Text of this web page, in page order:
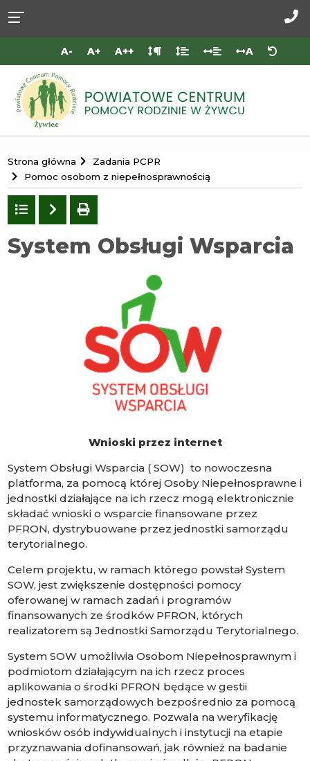
dostępności
głównej
treści
menu
stopki
nas
A- A+ A++ A
Portal
Powiatowego
Centrum
Pomocy
Rodzinie
w
Strona główna
Zadania PCPR
Pomoc osobom z niepełnosprawnością
Powrót
do
listy
Następny
drukuj
System Obsługi Wsparcia
Wnioski przez internet
System Obsługi Wsparcia ( SOW) to nowoczesna
platforma, za pomocą której Osoby Niepełnosprawne i
jednostki działające na ich rzecz mogą elektronicznie
składać wnioski o wsparcie finansowane przez
PFRON, dystrybuowane przez jednostki samorządu
terytorialnego.
Celem projektu, w ramach którego powstał System
SOW, jest zwiększenie dostępności pomocy
oferowanej w ramach zadań i programów
finansowanych ze środków PFRON, których
realizatorem są Jednostki Samorządu Terytorialnego.
System SOW umożliwia Osobom Niepełnosprawnym i
podmiotom działającym na ich rzecz proces
aplikowania o środki PFRON będące w gestii
jednostek samorządowych bezpośrednio za pomocą
systemu informatycznego. Pozwala na weryfikację
wniosków osób indywidualnych i instytucji na etapie
przyznawania dofinansowań, jak również na badanie